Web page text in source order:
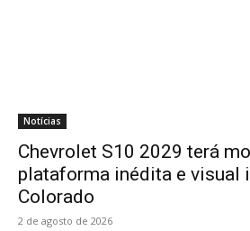
Notícias
Chevrolet S10 2029 terá
plataforma inédita e visual
Colorado
2 de agosto de 2026